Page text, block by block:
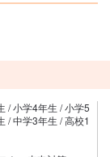
/ 小学4年生 / 小学5
/ 中学3年生 / 高校1